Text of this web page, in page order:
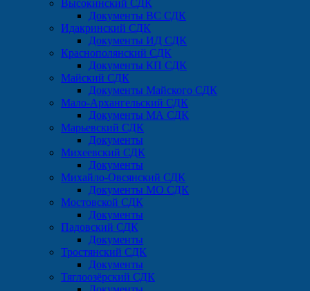
Высокинский СДК
Документы ВС СДК
Идакринский СДК
Документы ИД СДК
Краснополянский СДК
Документы КП СДК
Майский СДК
Документы Майского СДК
Мало-Архангельский СДК
Документы МА СДК
Марьевский СДК
Документы
Михеевский СДК
Документы
Михайло-Овсянский СДК
Документы МО СДК
Мостовской СДК
Документы
Падовский СДК
Документы
Тростянский СДК
Документы
Тяглоозёрский СДК